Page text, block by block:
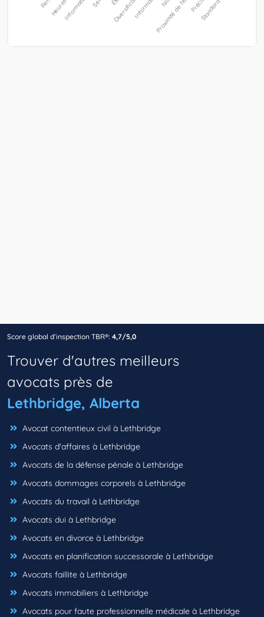
Score global d’inspection TBR®: 4,7/5,0
Trouver d'autres meilleurs
avocats près de
Lethbridge, Alberta
Avocat contentieux civil à Lethbridge
Avocats d'affaires à Lethbridge
Avocats de la défense pénale à Lethbridge
Avocats dommages corporels à Lethbridge
Avocats du travail à Lethbridge
Avocats dui à Lethbridge
Avocats en divorce à Lethbridge
Avocats en planification successorale à Lethbridge
Avocats faillite à Lethbridge
Avocats immobiliers à Lethbridge
Avocats pour faute professionnelle médicale à Lethbridge